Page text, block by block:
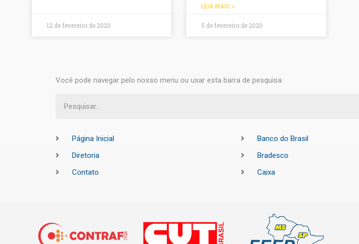
12 de fevereiro de 2020
LEIA MAIS »
5 de fevereiro de 2020
Você pode navegar pelo nosso menu ou usar esta barra de pesquisa:
Página Inicial
Diretoria
Contato
Banco do Brasil
Bradesco
Caixa